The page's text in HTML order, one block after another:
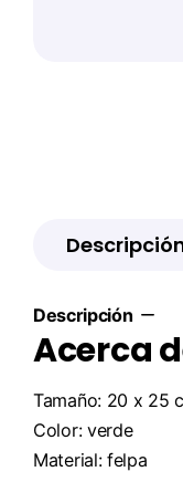
Descripción
Acerca
Tamaño: 20 x 25
Color: verde
Material: felpa